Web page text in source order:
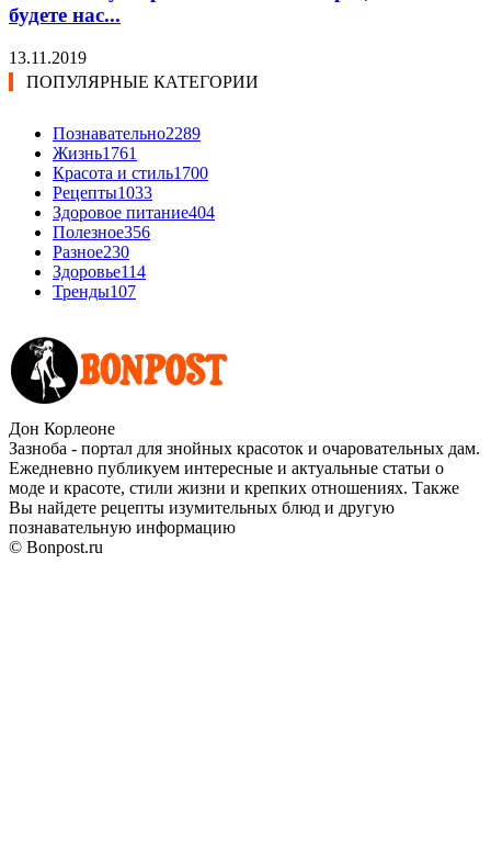
будете нас...
13.11.2019
ПОПУЛЯРНЫЕ КАТЕГОРИИ
Познавательно2289
Жизнь1761
Красота и стиль1700
Рецепты1033
Здоровое питание404
Полезное356
Разное230
Здоровье114
Тренды107
Дон Корлеоне
Зазноба - портал для знойных красоток и очаровательных дам.
Ежедневно публикуем интересные и актуальные статьи о
моде и красоте, стили жизни и крепких отношениях. Также
Вы найдете рецепты изумительных блюд и другую
познавательную информацию
© Bonpost.ru